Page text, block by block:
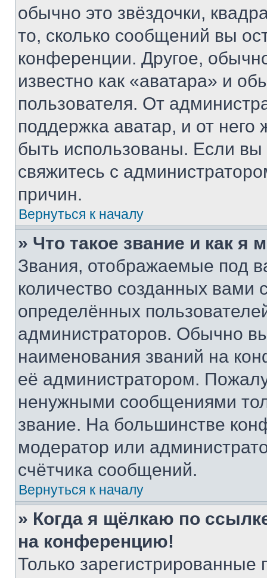
обычно это звёздочки,
то, сколько сообщений вы
конференции. Другое,
известно как «аватара» и
пользователя. От
поддержка аватар, и от него
быть использованы. Если
свяжитесь с
причин.
Вернуться к началу
» Что такое звание и как я
Звания, отображаемые под
количество созданных
определённых
администраторов. Обычно
наименования званий на
её администратором.
ненужными сообщениями
звание. На большинстве
модератор или
счётчика сообщений.
Вернуться к началу
» Когда я щёлкаю по
на конференцию!
Только зарегистрированные